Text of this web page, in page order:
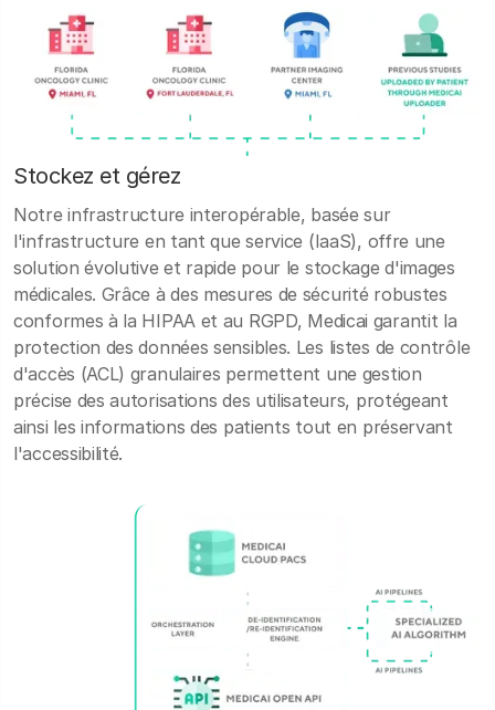
Stockez et gérez
Notre infrastructure interopérable, basée sur
l'infrastructure en tant que service (IaaS), offre une
solution évolutive et rapide pour le stockage d'images
médicales. Grâce à des mesures de sécurité robustes
conformes à la HIPAA et au RGPD, Medicai garantit la
protection des données sensibles. Les listes de contrôle
d'accès (ACL) granulaires permettent une gestion
précise des autorisations des utilisateurs, protégeant
ainsi les informations des patients tout en préservant
l'accessibilité.